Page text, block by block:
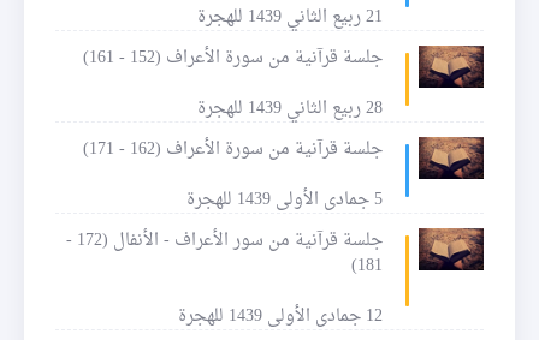
21 ربيع الثاني 1439 للهجرة
جلسة قرآنية من سورة الأعراف (152 - 161)
28 ربيع الثاني 1439 للهجرة
جلسة قرآنية من سورة الأعراف (162 - 171)
5 جمادى الأولى 1439 للهجرة
جلسة قرآنية من سور الأعراف - الأنفال (172 -
181)
12 جمادى الأولى 1439 للهجرة